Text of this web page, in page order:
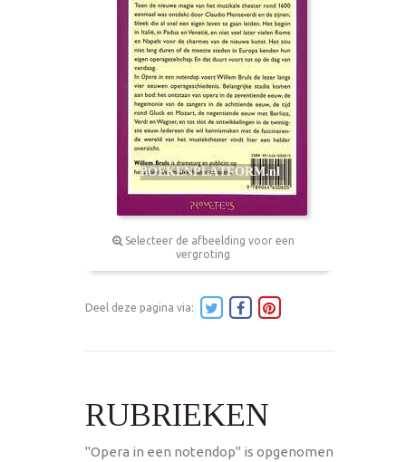
Selecteer de afbeelding voor een
vergroting
Deel deze pagina via:
RUBRIEKEN
"Opera in een notendop" is opgenomen